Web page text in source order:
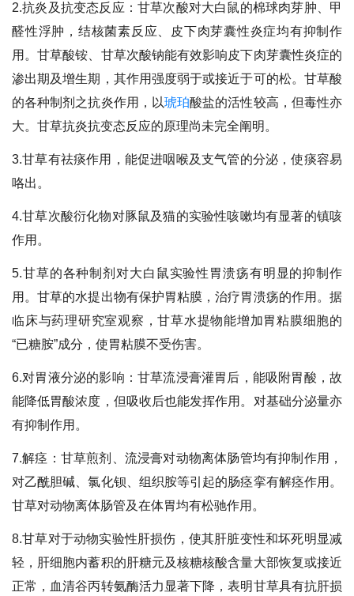
2.抗炎及抗变态反应：甘草次酸对大白鼠的棉球肉芽肿、甲
醛性浮肿，结核菌素反应、皮下肉芽囊性炎症均有抑制作
用。甘草酸铵、甘草次酸钠能有效影响皮下肉芽囊性炎症的
渗出期及增生期，其作用强度弱于或接近于可的松。甘草酸
的各种制剂之抗炎作用，以琥珀酸盐的活性较高，但毒性亦
大。甘草抗炎抗变态反应的原理尚未完全阐明。
3.甘草有祛痰作用，能促进咽喉及支气管的分泌，使痰容易
咯出。
4.甘草次酸衍化物对豚鼠及猫的实验性咳嗽均有显著的镇咳
作用。
5.甘草的各种制剂对大白鼠实验性胃溃疡有明显的抑制作
用。甘草的水提出物有保护胃粘膜，治疗胃溃疡的作用。据
临床与药理研究室观察，甘草水提物能增加胃粘膜细胞的
“已糖胺”成分，使胃粘膜不受伤害。
6.对胃液分泌的影响：甘草流浸膏灌胃后，能吸附胃酸，故
能降低胃酸浓度，但吸收后也能发挥作用。对基础分泌量亦
有抑制作用。
7.解痉：甘草煎剂、流浸膏对动物离体肠管均有抑制作用，
对乙酰胆碱、氯化钡、组织胺等引起的肠痉挛有解痉作用。
甘草对动物离体肠管及在体胃均有松驰作用。
8.甘草对于动物实验性肝损伤，使其肝脏变性和坏死明显减
轻，肝细胞内蓄积的肝糖元及核糖核酸含量大部恢复或接近
正常，血清谷丙转氨酶活力显著下降，表明甘草具有抗肝损